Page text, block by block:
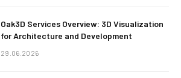
Oak3D Services Overview: 3D Visualization
for Architecture and Development
29.06.2026